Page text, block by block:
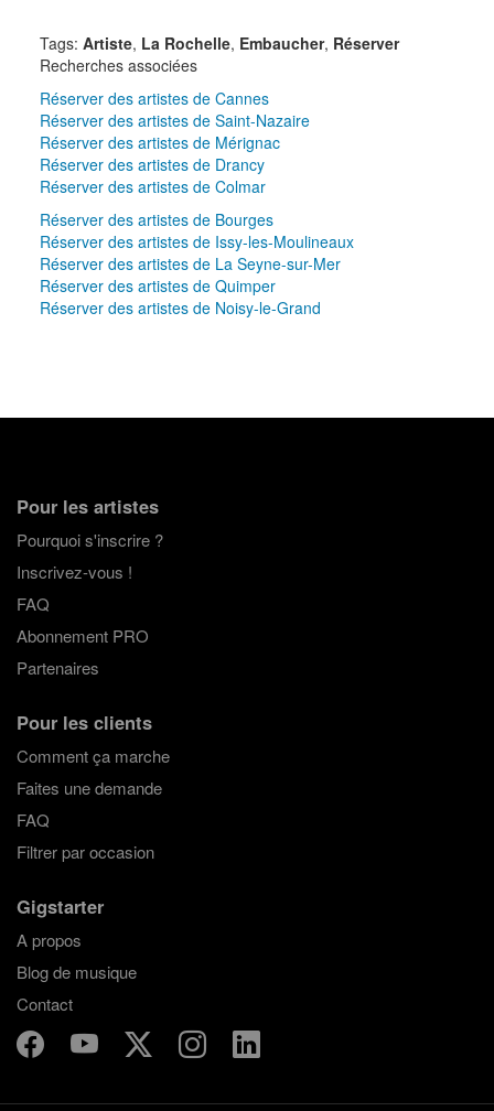
Tags: Artiste, La Rochelle, Embaucher, Réserver
Recherches associées
Réserver des artistes de Cannes
Réserver des artistes de Saint-Nazaire
Réserver des artistes de Mérignac
Réserver des artistes de Drancy
Réserver des artistes de Colmar
Réserver des artistes de Bourges
Réserver des artistes de Issy-les-Moulineaux
Réserver des artistes de La Seyne-sur-Mer
Réserver des artistes de Quimper
Réserver des artistes de Noisy-le-Grand
Pour les artistes
Pourquoi s'inscrire ?
Inscrivez-vous !
FAQ
Abonnement PRO
Partenaires
Pour les clients
Comment ça marche
Faites une demande
FAQ
Filtrer par occasion
Gigstarter
A propos
Blog de musique
Contact